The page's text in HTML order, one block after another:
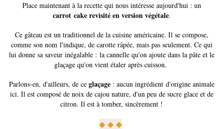
Place maintenant à la recette qui nous intéresse aujourd'hui : un
carrot cake revisité en version végétale.
Ce gâteau est un traditionnel de la cuisine américaine. Il se compose,
comme son nom l'indique, de carotte râpée, mais pas seulement. Ce qui
lui donne sa saveur inégalable : la cannelle qu'on ajoute dans la pâte et le
glaçage qu'on vient étaler après cuisson.
Parlons-en, d'ailleurs, de ce glaçage: aucun ingrédient d'origine animale
ici. Il est composé de noix de cajou nature, d'un peu de sucre glace et de
citron. Il est à tomber, sincèrement !
◆ ◆ ◆